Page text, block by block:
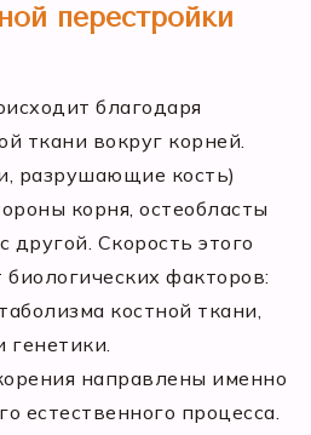
перестройки
благодаря
ткани вокруг корней.
разрушающие кость)
корня, остеобласты
другой. Скорость этого
биологических факторов:
костной ткани,
генетики.
направлены именно
естественного процесса.